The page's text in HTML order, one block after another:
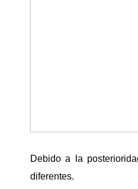
Debido a la
diferentes.